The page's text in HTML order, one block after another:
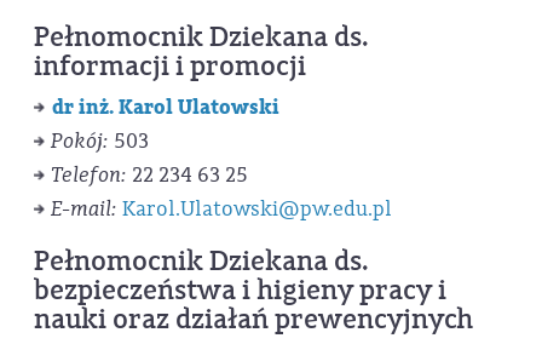
Pełnomocnik Dziekana ds.
informacji i promocji
dr inż. Karol Ulatowski
Pokój: 503
Telefon: 22 234 63 25
E-mail: Karol.Ulatowski@pw.edu.pl
Pełnomocnik Dziekana ds.
bezpieczeństwa i higieny pracy i
nauki oraz działań prewencyjnych